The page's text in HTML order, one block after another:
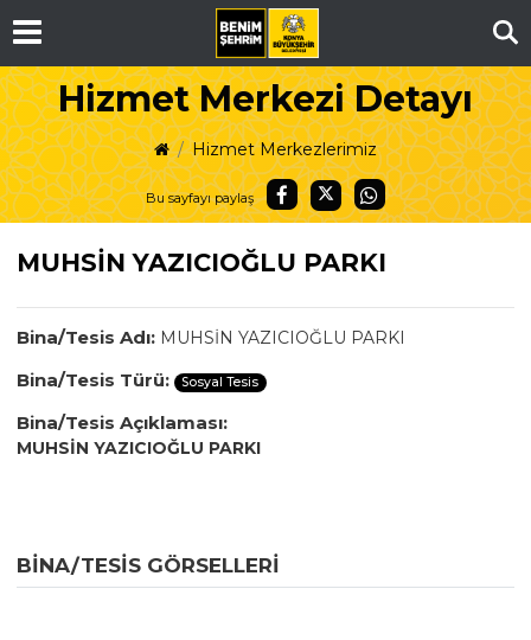
Hizmet Merkezi Detayı
Hizmet Merkezlerimiz
Bu sayfayı paylaş
MUHSİN YAZICIOĞLU PARKI
Bina/Tesis Adı: MUHSİN YAZICIOĞLU PARKI
Bina/Tesis Türü: Sosyal Tesis
Bina/Tesis Açıklaması:
MUHSİN YAZICIOĞLU PARKI
BINA/TESIS GÖRSELLERI